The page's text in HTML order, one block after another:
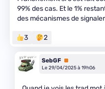
99% des cas. Et le 1%
des mécanismes de
3 2
SebGF Premium
Le 29/04/2025 à 19h06